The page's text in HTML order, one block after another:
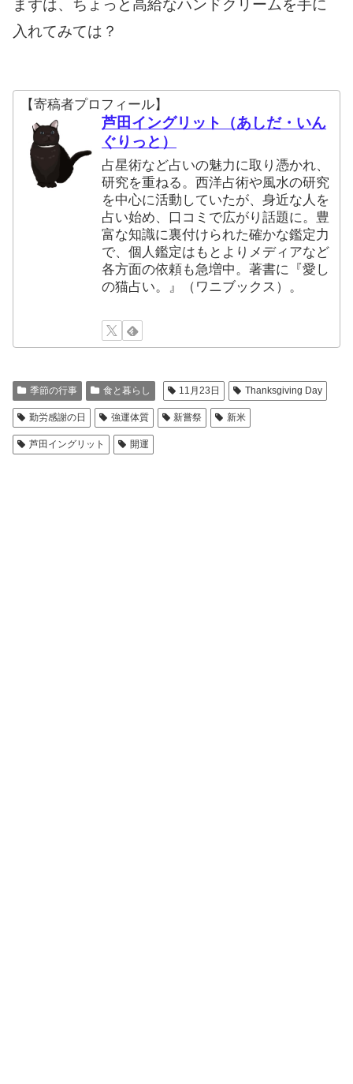
まずは、ちょっと高給なハンドクリームを手に
入れてみては？
【寄稿者プロフィール】
芦田イングリット（あしだ・いん
ぐりっと）
占星術など占いの魅力に取り憑かれ、
研究を重ねる。西洋占術や風水の研究
を中心に活動していたが、身近な人を
占い始め、口コミで広がり話題に。豊
富な知識に裏付けられた確かな鑑定力
で、個人鑑定はもとよりメディアなど
各方面の依頼も急増中。著書に『愛し
の猫占い。』（ワニブックス）。
季節の行事 食と暮らし 11月23日 Thanksgiving Day
勤労感謝の日 強運体質 新嘗祭 新米
芦田イングリット 開運